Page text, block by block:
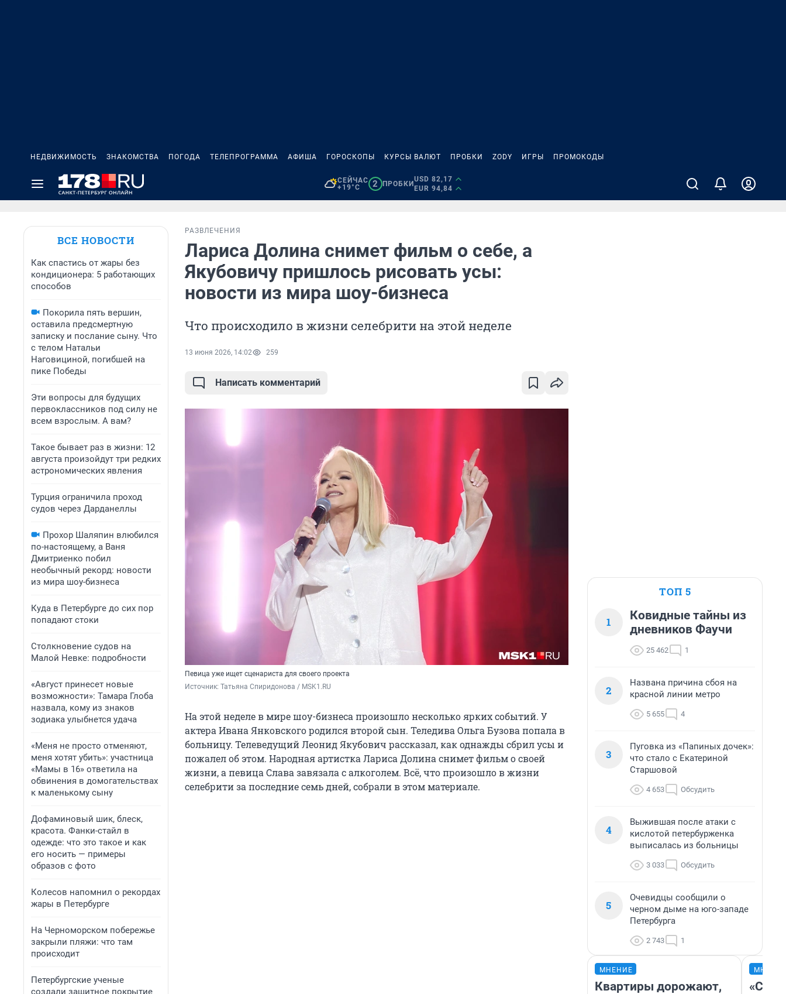
НЕДВИЖИМОСТЬ ЗНАКОМСТВА ПОГОДА ТЕЛЕПРОГРАММА АФИША ГОРОСКОПЫ КУРСЫ ВАЛЮТ ПРОБКИ ZODY ИГРЫ ПРОМОКОДЫ
СЕЙЧАС
+19°C
2 ПРОБКИ
USD 82,17
EUR 94,84
ВСЕ НОВОСТИ
Как спастись от жары без
кондиционера: 5 работающих
способов
Покорила пять вершин,
оставила предсмертную
записку и послание сыну. Что
с телом Натальи
Наговициной, погибшей на
пике Победы
Эти вопросы для будущих
первоклассников под силу не
всем взрослым. А вам?
Такое бывает раз в жизни: 12
августа произойдут три редких
астрономических явления
Турция ограничила проход
судов через Дарданеллы
Прохор Шаляпин влюбился
по-настоящему, а Ваня
Дмитриенко побил
необычный рекорд: новости
из мира шоу-бизнеса
Куда в Петербурге до сих пор
попадают стоки
Столкновение судов на
Малой Невке: подробности
«Август принесет новые
возможности»: Тамара Глоба
назвала, кому из знаков
зодиака улыбнется удача
«Меня не просто отменяют,
меня хотят убить»: участница
«Мамы в 16» ответила на
обвинения в домогательствах
к маленькому сыну
Дофаминовый шик, блеск,
красота. Фанки-стайл в
одежде: что это такое и как
его носить — примеры
образов с фото
Колесов напомнил о рекордах
жары в Петербурге
На Черноморском побережье
закрыли пляжи: что там
происходит
Петербургские ученые
создали защитное покрытие
РАЗВЛЕЧЕНИЯ
Лариса Долина снимет фильм о себе, а
Якубовичу пришлось рисовать усы:
новости из мира шоу-бизнеса
Что происходило в жизни селебрити на этой неделе
13 июня 2026, 14:02 259
Написать комментарий
Певица уже ищет сценариста для своего проекта
Источник: Татьяна Спиридонова / MSK1.RU
На этой неделе в мире шоу-бизнеса произошло несколько ярких событий. У
актера Ивана Янковского родился второй сын. Теледива Ольга Бузова попала в
больницу. Телеведущий Леонид Якубович рассказал, как однажды сбрил усы и
пожалел об этом. Народная артистка Лариса Долина снимет фильм о своей
жизни, а певица Слава завязала с алкоголем. Всё, что произошло в жизни
селебрити за последние семь дней, собрали в этом материале.
ТОП 5
1
Ковидные тайны из
дневников Фаучи
25 462 1
2
Названа причина сбоя на
красной линии метро
5 655 4
3
Пуговка из «Папиных дочек»:
что стало с Екатериной
Старшовой
4 653 Обсудить
4
Выжившая после атаки с
кислотой петербурженка
выписалась из больницы
3 033 Обсудить
5
Очевидцы сообщили о
черном дыме на юго-западе
Петербурга
2 743 1
МНЕНИЕ
Квартиры дорожают,